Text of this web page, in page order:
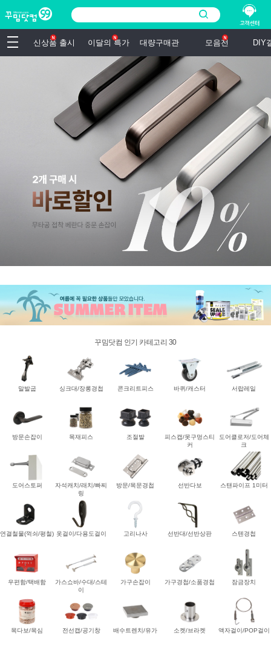
신상품 출시 이달의 특가 대량구매관 모음전 DIY
꾸밈닷컴 인기 카테고리 30
말발굽 싱크대/장롱경첩 콘크리트피스 바퀴/캐스터 서랍레일
방문손잡이 목재피스 조절발
피스캡/못구멍스티
커
도어클로저/도어체
크
도어스토퍼
자석캐치/래치/빠찌
링
방문/목문경첩 선반다보 스탠파이프 1미터
연결철물(꺽쇠/평철) 옷걸이/다용도걸이 고리나사 선반대/선반상판 스텐경첩
우편함/택배함
가스쇼바/수대/스테
이
가구손잡이 가구경첩/소품경첩 잠금장치
목다보/목심 전선캡/공기창 배수트렌치/유가 소켓/브라켓 액자걸이/POP걸이